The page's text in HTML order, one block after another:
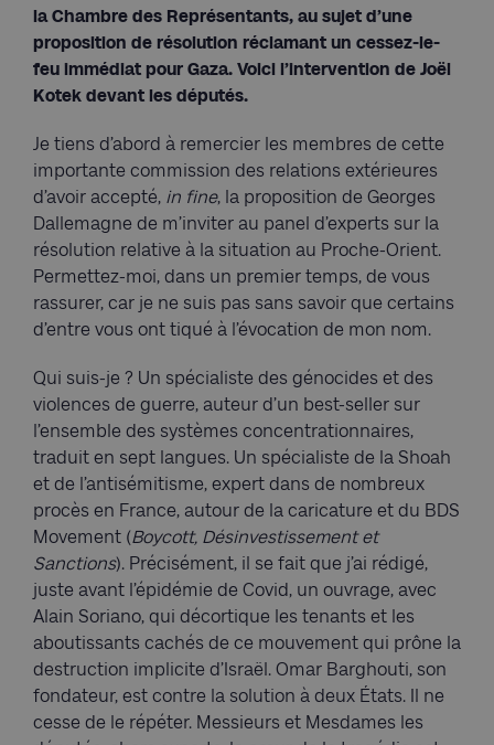
la Chambre des Représentants, au sujet d’une
proposition de résolution réclamant un cessez-le-
feu immédiat pour Gaza. Voici l’intervention de Joël
Kotek devant les députés.
Je tiens d’abord à remercier les membres de cette
importante commission des relations extérieures
d’avoir accepté, in fine, la proposition de Georges
Dallemagne de m’inviter au panel d’experts sur la
résolution relative à la situation au Proche-Orient.
Permettez-moi, dans un premier temps, de vous
rassurer, car je ne suis pas sans savoir que certains
d’entre vous ont tiqué à l’évocation de mon nom.
Qui suis-je ? Un spécialiste des génocides et des
violences de guerre, auteur d’un best-seller sur
l’ensemble des systèmes concentrationnaires,
traduit en sept langues. Un spécialiste de la Shoah
et de l’antisémitisme, expert dans de nombreux
procès en France, autour de la caricature et du BDS
Movement (Boycott, Désinvestissement et
Sanctions). Précisément, il se fait que j’ai rédigé,
juste avant l’épidémie de Covid, un ouvrage, avec
Alain Soriano, qui décortique les tenants et les
aboutissants cachés de ce mouvement qui prône la
destruction implicite d’Israël. Omar Barghouti, son
fondateur, est contre la solution à deux États. Il ne
cesse de le répéter. Messieurs et Mesdames les